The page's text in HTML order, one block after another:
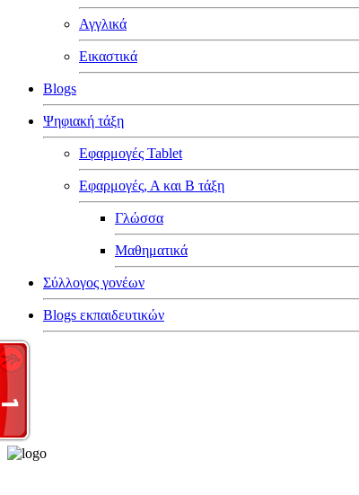
Αγγλικά
Εικαστικά
Blogs
Ψηφιακή τάξη
Εφαρμογές Tablet
Εφαρμογές, Α και Β τάξη
Γλώσσα
Μαθηματικά
Σύλλογος γονέων
Blogs εκπαιδευτικών